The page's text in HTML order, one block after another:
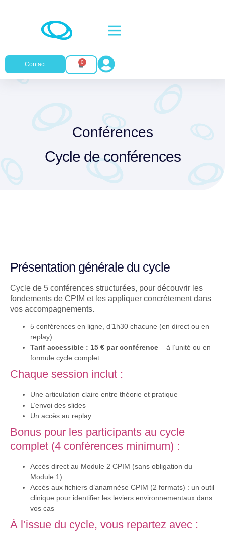
Contact 0
Conférences
Cycle de conférences
Présentation générale du cycle
Cycle de 5 conférences structurées, pour découvrir les
fondements de CPIM et les appliquer concrètement dans
vos accompagnements.
5 conférences en ligne, d’1h30 chacune (en direct ou en
replay)
Tarif accessible : 15 € par conférence – à l’unité ou en
formule cycle complet
Chaque session inclut :
Une articulation claire entre théorie et pratique
L’envoi des slides
Un accès au replay
Bonus pour les participants au cycle
complet (4 conférences minimum) :
Accès direct au Module 2 CPIM (sans obligation du
Module 1)
Accès aux fichiers d’anamnèse CPIM (2 formats) : un outil
clinique pour identifier les leviers environnementaux dans
vos cas
À l’issue du cycle, vous repartez avec :